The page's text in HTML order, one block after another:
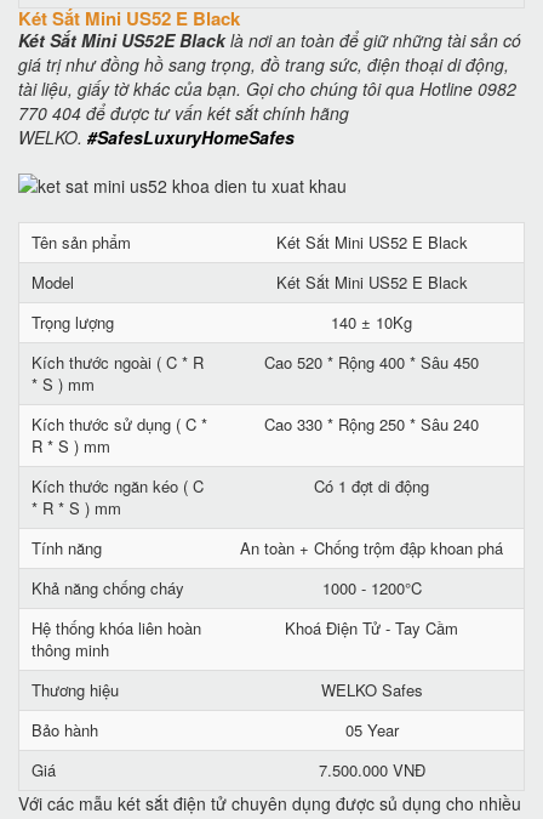
Két Sắt Mini US52 E Black
Két Sắt Mini US52E Blacklà nơi an toàn để giữ những tài sản có
giá trị như đồng hồ sang trọng, đồ trang sức, điện thoại di động,
tài liệu, giấy tờ khác của bạn. Gọi cho chúng tôi qua Hotline 0982
770 404 để được tư vấn két sắt chính hãng
WELKO. #SafesLuxuryHomeSafes
Tên sản phẩm
Két Sắt Mini US52 E Black
Model
Két Sắt Mini US52 E Black
Trọng lượng
140 ± 10Kg
Kích thước ngoài ( C * R
* S ) mm
Cao 520 * Rộng 400 * Sâu 450
Kích thước sử dụng ( C *
R * S ) mm
Cao 330 * Rộng 250 * Sâu 240
Kích thước ngăn kéo ( C
* R * S ) mm
Có 1 đợt di động
Tính năng
An toàn + Chống trộm đập khoan phá
Khả năng chống cháy
1000 - 1200°C
Hệ thống khóa liên hoàn
thông minh
Khoá Điện Tử - Tay Cầm
Thương hiệu
WELKO Safes
Bảo hành
05 Year
Giá
7.500.000 VNĐ
Với các mẫu két sắt điện tử chuyên dụng được sủ dụng cho nhiều